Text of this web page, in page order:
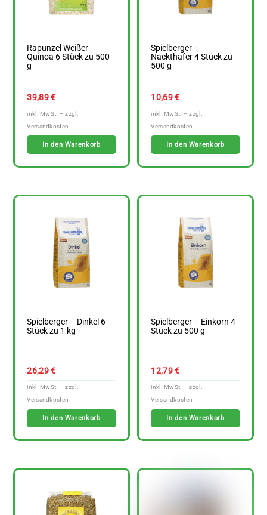
Rapunzel Weißer
Quinoa 6 Stück zu 500
g
39,89€
In den Warenkorb
Spielberger –
Nackthafer 4 Stück zu
500 g
10,69€
In den Warenkorb
Spielberger – Dinkel 6
Stück zu 1 kg
26,29€
In den Warenkorb
Spielberger – Einkorn 4
Stück zu 500 g
12,79€
In den Warenkorb